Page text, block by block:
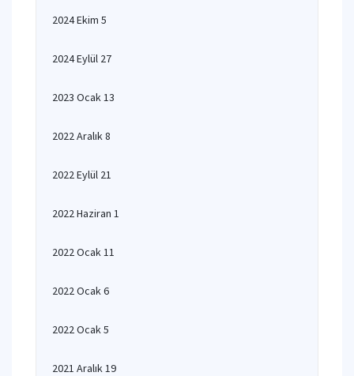
2024 Ekim 5
2024 Eylül 27
2023 Ocak 13
2022 Aralık 8
2022 Eylül 21
2022 Haziran 1
2022 Ocak 11
2022 Ocak 6
2022 Ocak 5
2021 Aralık 19